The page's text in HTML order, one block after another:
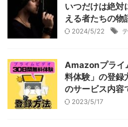
いつだけは絶対
える者たちの物
2024/5/22
Amazonプライ
料体験」の登録
のサービス内容
2023/5/17